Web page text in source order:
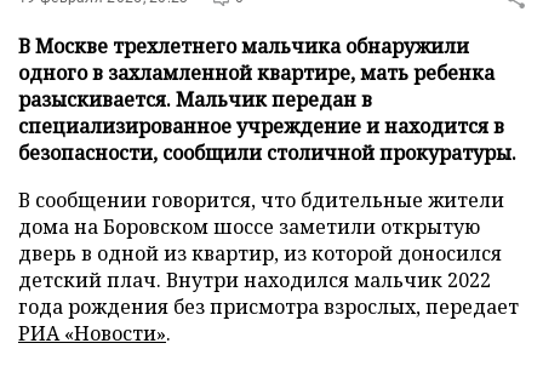
В Москве трехлетнего мальчика обнаружили
одного в захламленной квартире, мать ребенка
разыскивается. Мальчик передан в
специализированное учреждение и находится в
безопасности, сообщили столичной прокуратуры.
В сообщении говорится, что бдительные жители
дома на Боровском шоссе заметили открытую
дверь в одной из квартир, из которой доносился
детский плач. Внутри находился мальчик 2022
года рождения без присмотра взрослых, передает
РИА «Новости».